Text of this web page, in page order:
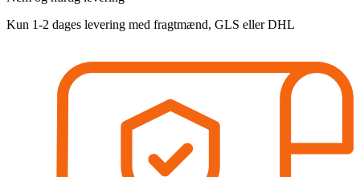
Kun 1-2 dages levering med fragtmænd, GLS eller DHL